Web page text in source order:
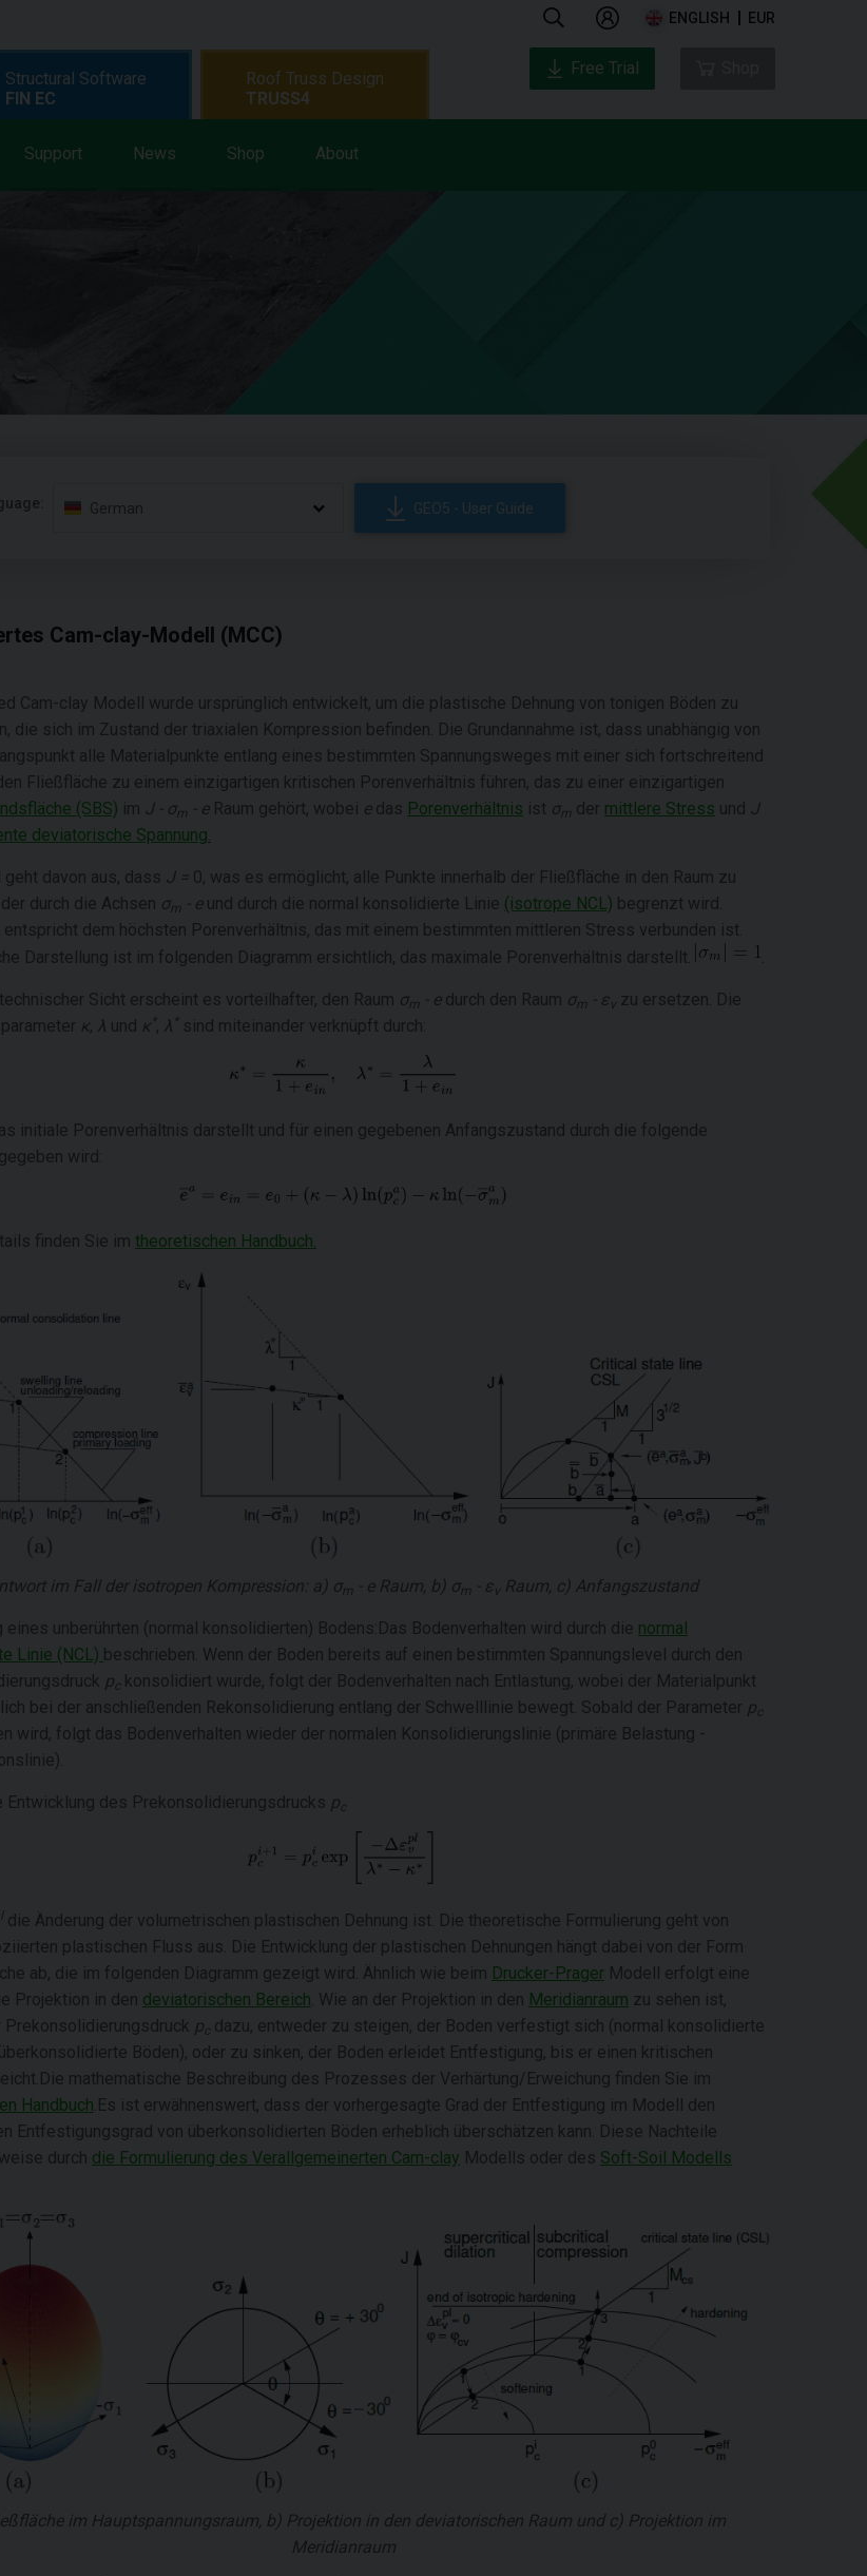
ENGLISH EUR
Support News Shop About
Structural Software
FIN EC
Roof Truss Design
TRUSS4
Free Trial
German GEO5 - User Guide
Cam-clay-Modell (MCC)
Cam-clay Modell wurde ursprünglich entwickelt, um die plastische Dehnung von tonigen Böden zu
die sich im Zustand der triaxialen Kompression befinden. Die Grundannahme ist, dass unabhängig von
alle Materialpunkte entlang eines bestimmten Spannungsweges mit einer sich fortschreitend
Fließfläche zu einem einzigartigen kritischen Porenverhältnis führen, das zu einer einzigartigen
(SBS) im J - σm - eRaum gehört, wobei edas Porenverhältnis ist σm der mittlere Stress und J
deviatorische Spannung.
davon aus, dass J = 0, was es ermöglicht, alle Punkte innerhalb der Fließfläche in den Raum zu
durch die Achsen σm - eund durch die normal konsolidierte Linie (isotrope NCL) begrenzt wird.
dem höchsten Porenverhältnis, das mit einem bestimmten mittleren Stress verbunden ist.
Darstellung ist im folgenden Diagramm ersichtlich, das maximale Porenverhältnis darstellt.
Sicht erscheint es vorteilhafter, den Raum σm - edurch den Raum σm - ε v zu ersetzen. Die
κ, λ und κ , λ sind miteinander verknüpft durch:
initiale Porenverhältnis darstellt und für einen gegebenen Anfangszustand durch die folgende
wird:
finden Sie im theoretischen Handbuch.
im Fall der isotropen Kompression: a) σm - eRaum, b) σm - ε v Raum, c) Anfangszustand
eines unberührten (normal konsolidierten) Bodens:Das Bodenverhalten wird durch die normal
Linie (NCL) beschrieben. Wenn der Boden bereits auf einen bestimmten Spannungslevel durch den
p konsolidiert wurde, folgt der Bodenverhalten nach Entlastung, wobei der Materialpunkt
bei der anschließenden Rekonsolidierung entlang der Schwelllinie bewegt. Sobald der Parameter p
wird, folgt das Bodenverhalten wieder der normalen Konsolidierungslinie (primäre Belastung -
Entwicklung des Prekonsolidierungsdrucks p
die Änderung der volumetrischen plastischen Dehnung ist. Die theoretische Formulierung geht von
plastischen Fluss aus. Die Entwicklung der plastischen Dehnungen hängt dabei von der Form
ab, die im folgenden Diagramm gezeigt wird. Ähnlich wie beim Drucker-Prager Modell erfolgt eine
Projektion in den deviatorischen Bereich . Wie an der Projektion in den Meridianraum zu sehen ist,
Prekonsolidierungsdruck p dazu, entweder zu steigen, der Boden verfestigt sich (normal konsolidierte
Böden), oder zu sinken, der Boden erleidet Entfestigung, bis er einen kritischen
mathematische Beschreibung des Prozesses der Verhärtung/Erweichung finden Sie im
Handbuch .Es ist erwähnenswert, dass der vorhergesagte Grad der Entfestigung im Modell den
Entfestigungsgrad von überkonsolidierten Böden erheblich überschätzen kann. Diese Nachteile
durch die Formulierung des Verallgemeinerten Cam-clay Modells oder des Soft-Soil Modells
im Hauptspannungsraum, b) Projektion in den deviatorischen Raum und c) Projektion im
Meridianraum